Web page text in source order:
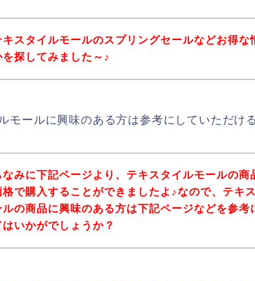
キスタイルモールのスプリングセールなどお得な
を探してみました～♪
モールに興味のある方は参考にしていただけ
なみに下記ページより、テキスタイルモールの商
格で購入することができましたよ♪なので、テキ
ルの商品に興味のある方は下記ページなどを参考
はいかがでしょうか？